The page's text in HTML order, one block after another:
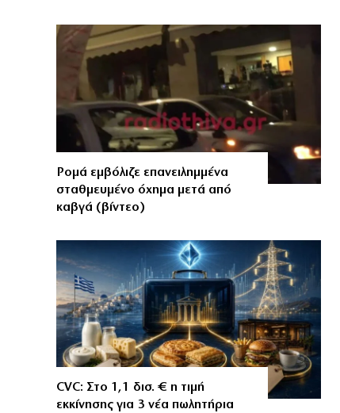
Ρομά εμβόλιζε επανειλημμένα
σταθμευμένο όχημα μετά από
καβγά (βίντεο)
CVC: Στο 1,1 δισ. € η τιμή
εκκίνησης για 3 νέα πωλητήρια